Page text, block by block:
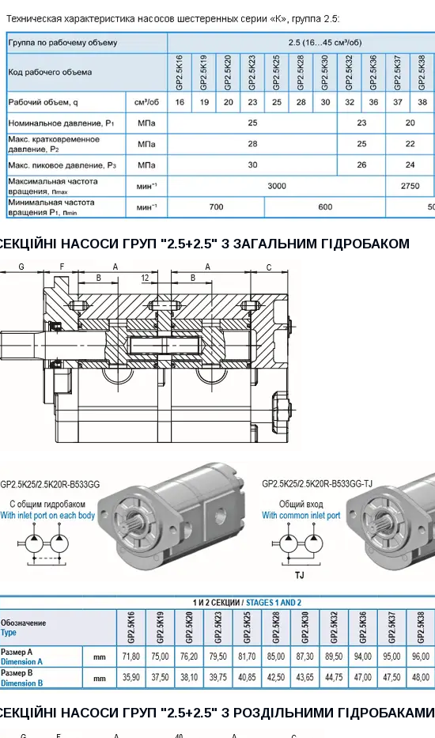
НАСОСИ ГРУП "2.5+2.5" З ЗАГАЛЬНИМ ГІДРОБАКОМ
НАСОСИ ГРУП "2.5+2.5" З РОЗДІЛЬНИМИ ГІДРОБАКАМИ